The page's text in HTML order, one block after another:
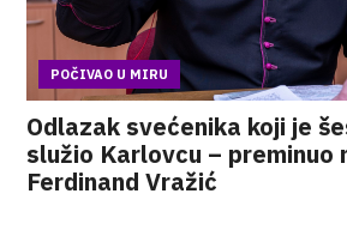
POČIVAO U MIRU
Odlazak svećenika koji je
služio Karlovcu – preminuo
Ferdinand Vražić